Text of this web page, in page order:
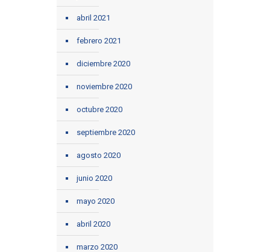
abril 2021
febrero 2021
diciembre 2020
noviembre 2020
octubre 2020
septiembre 2020
agosto 2020
junio 2020
mayo 2020
abril 2020
marzo 2020